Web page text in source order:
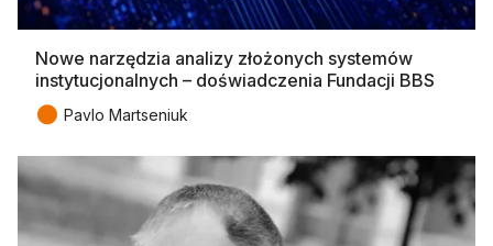
Nowe narzędzia analizy złożonych systemów
instytucjonalnych – doświadczenia Fundacji BBS
● Pavlo Martseniuk